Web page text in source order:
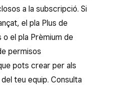
a la subscripció. Si
el pla Plus de
el pla Prèmium de
permisos
pots crear per als
teu equip. Consulta